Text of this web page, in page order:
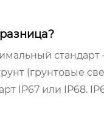
(грунтовые
IP67 или IP68.